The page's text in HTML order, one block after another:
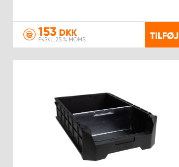
153DKK
EKSKL. 25 % MOMS TILFØJ